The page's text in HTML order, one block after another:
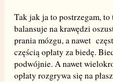
Tak jak ja to postrzegam,
balansuje na krawędzi
prania mózgu, a nawet
częścią opłaty za biedę.
podwójnie. A nawet
opłaty rozgrywa się na